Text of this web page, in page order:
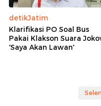
detikJatim
Klarifikasi PO Soal Bus
Pakai Klakson Suara
'Saya Akan Lawan'